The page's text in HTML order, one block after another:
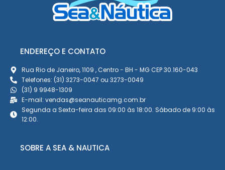
ENDEREÇO E CONTATO
Rua Rio de Janeiro, 1109 , Centro - BH - MG CEP 30.160-043
Telefones: (31) 3273-0047 ou 3273-0049
(31) 9 9948-1309
E-mail: vendas@seanauticamg.com.br
Segunda a Sexta-feira das 09:00 às 18:00. Sábado de 9:00 às
12:00.
SOBRE A SEA & NAUTICA